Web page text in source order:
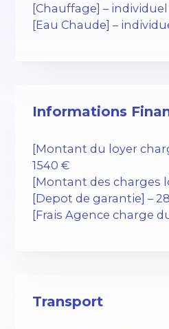
[Chauffage] – individuel
[Eau Chaude] –
Informations
[Montant du loyer
1540 €
[Montant des charges
[Depot de garantie] –
[Frais Agence charge
Transport